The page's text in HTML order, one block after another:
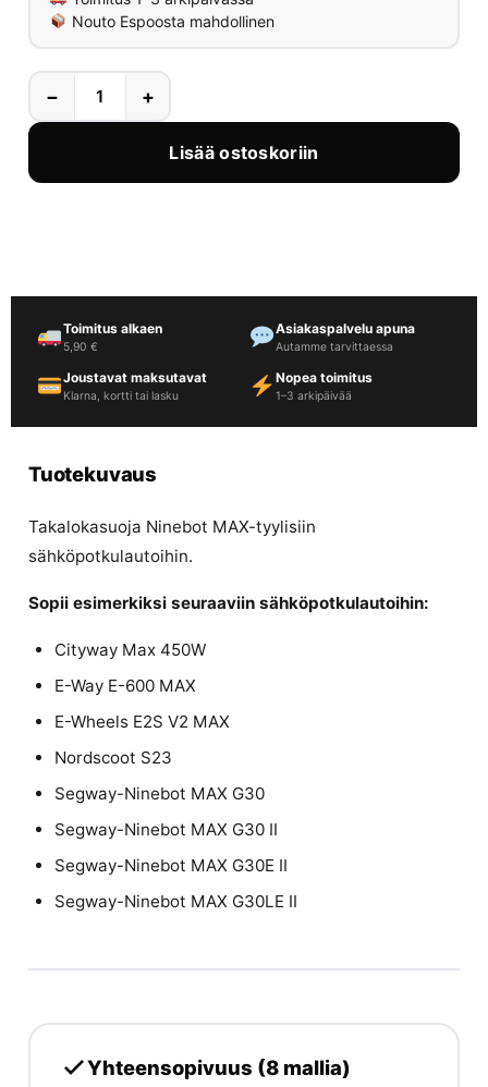
Nouto Espoosta mahdollinen
− +
Lisää ostoskoriin
Toimitus alkaen
5,90 €
Asiakaspalvelu apuna
Autamme tarvittaessa
Joustavat maksutavat
Klarna, kortti tai lasku
Nopea toimitus
1–3 arkipäivää
Tuotekuvaus
Takalokasuoja Ninebot MAX-tyylisiin
sähköpotkulautoihin.
Sopii esimerkiksi seuraaviin sähköpotkulautoihin:
Cityway Max 450W
E-Way E-600 MAX
E-Wheels E2S V2 MAX
Nordscoot S23
Segway-Ninebot MAX G30
Segway-Ninebot MAX G30 II
Segway-Ninebot MAX G30E II
Segway-Ninebot MAX G30LE II
Yhteensopivuus (8 mallia)